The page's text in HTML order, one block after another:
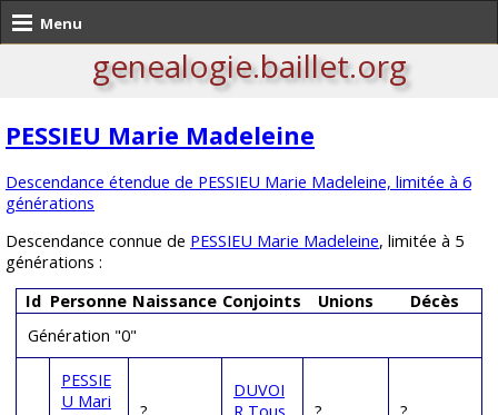
Menu
genealogie.baillet.org
PESSIEU Marie Madeleine
Descendance étendue de PESSIEU Marie Madeleine, limitée à 6
générations
Descendance connue de PESSIEU Marie Madeleine, limitée à 5
générations :
Id Personne Naissance Conjoints Unions
Décès
Génération "0"
PESSIE
U Mari
DUVOI